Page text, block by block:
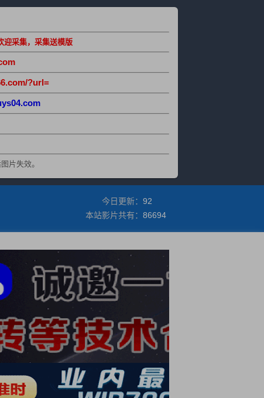
迎采集，采集送模版
?url=
片失效。
今日更新： 92
本站影片共有： 86694